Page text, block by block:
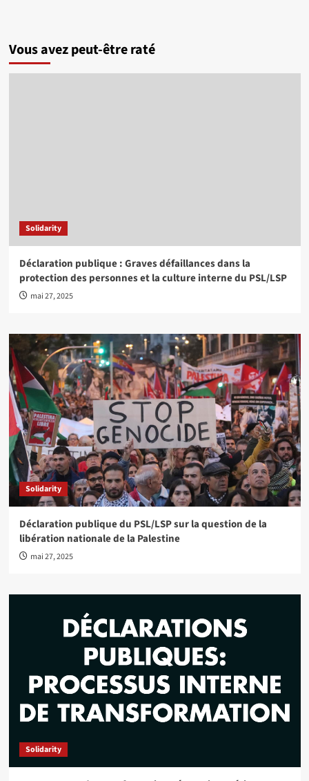
Vous avez peut-être raté
Solidarity
Déclaration publique : Graves défaillances dans la
protection des personnes et la culture interne du PSL/LSP
mai 27, 2025
Solidarity
Déclaration publique du PSL/LSP sur la question de la
libération nationale de la Palestine
mai 27, 2025
Solidarity